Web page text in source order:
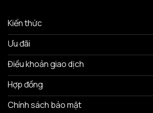
Kiến thức
Ưu đãi
Điều khoản giao dịch
Hợp đồng
Chính sách bảo mật